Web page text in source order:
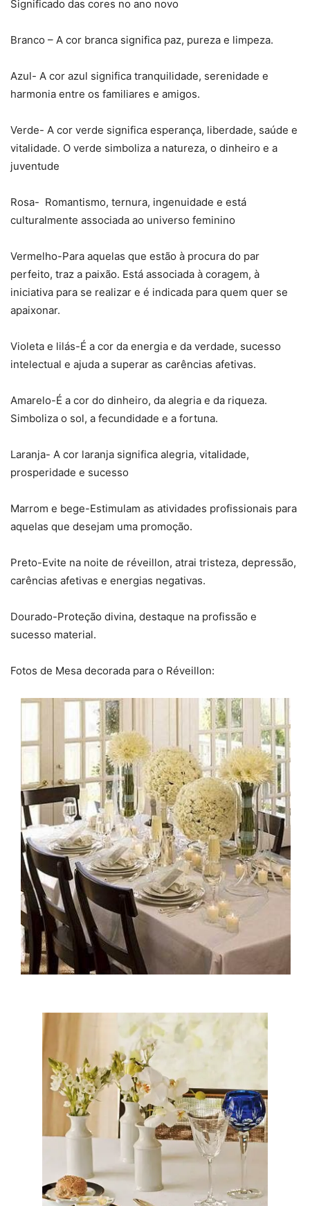
Significado das cores no ano novo
Branco – A cor branca significa paz, pureza e limpeza.
Azul- A cor azul significa tranquilidade, serenidade e
harmonia entre os familiares e amigos.
Verde- A cor verde significa esperança, liberdade, saúde e
vitalidade. O verde simboliza a natureza, o dinheiro e a
juventude
Rosa- Romantismo, ternura, ingenuidade e está
culturalmente associada ao universo feminino
Vermelho-Para aquelas que estão à procura do par
perfeito, traz a paixão. Está associada à coragem, à
iniciativa para se realizar e é indicada para quem quer se
apaixonar.
Violeta e lilás-É a cor da energia e da verdade, sucesso
intelectual e ajuda a superar as carências afetivas.
Amarelo-É a cor do dinheiro, da alegria e da riqueza.
Simboliza o sol, a fecundidade e a fortuna.
Laranja- A cor laranja significa alegria, vitalidade,
prosperidade e sucesso
Marrom e bege-Estimulam as atividades profissionais para
aquelas que desejam uma promoção.
Preto-Evite na noite de réveillon, atrai tristeza, depressão,
carências afetivas e energias negativas.
Dourado-Proteção divina, destaque na profissão e
sucesso material.
Fotos de Mesa decorada para o Réveillon: